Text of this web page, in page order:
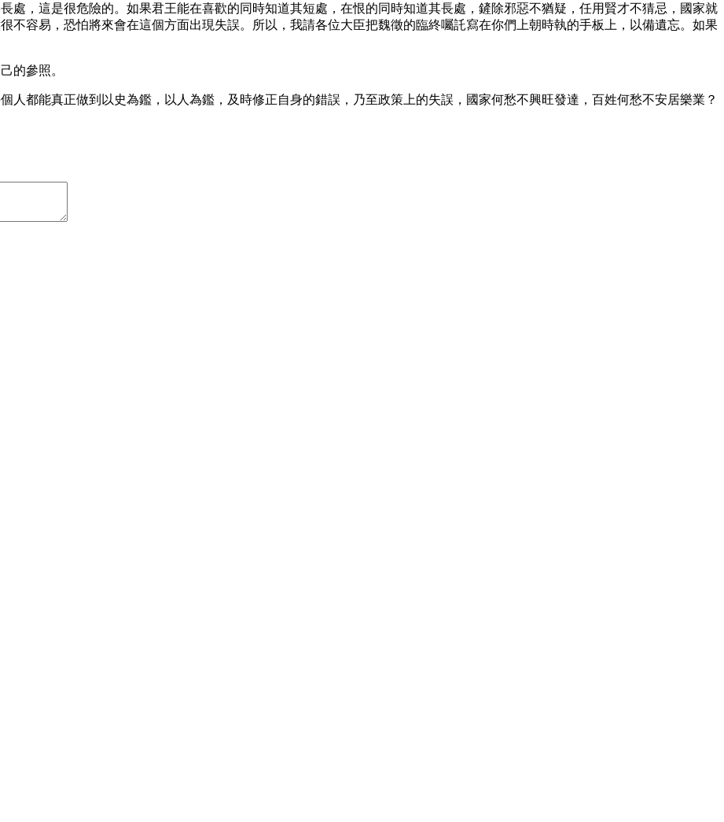
處，這是很危險的。如果君王能在喜歡的同時知道其短處，在恨的同時知道其長處，鏟除邪惡不猶疑，任用賢才不猜忌，國家就
不容易，恐怕將來會在這個方面出現失誤。所以，我請各位大臣把魏徵的臨終囑託寫在你們上朝時執的手板上，以備遺忘。如果
的參照。
人都能真正做到以史為鑑，以人為鑑，及時修正自身的錯誤，乃至政策上的失誤，國家何愁不興旺發達，百姓何愁不安居樂業？